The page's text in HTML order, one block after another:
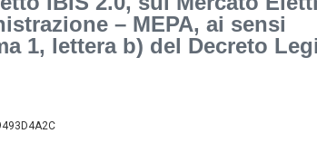
– MEPA, ai sensi
1, lettera b) del Decreto